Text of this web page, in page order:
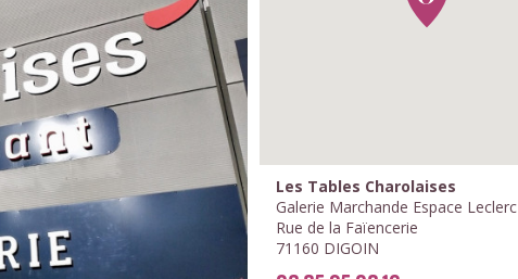
Les Tables Charolaises
Galerie Marchande Espace Leclerc
Rue de la Faïencerie
71160 DIGOIN